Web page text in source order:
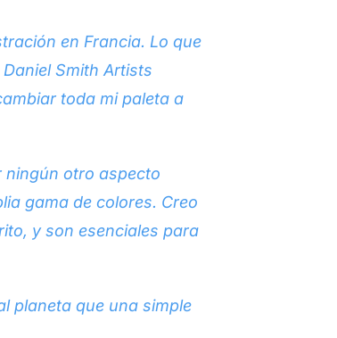
en Francia. Lo que
Smith Artists
toda mi paleta a
ningún otro aspecto
gama de colores. Creo
y son esenciales para
planeta que una simple